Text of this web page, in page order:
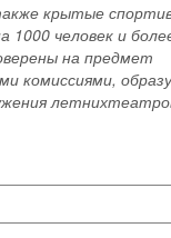
крытые
человек и
на предмет
комиссиями,